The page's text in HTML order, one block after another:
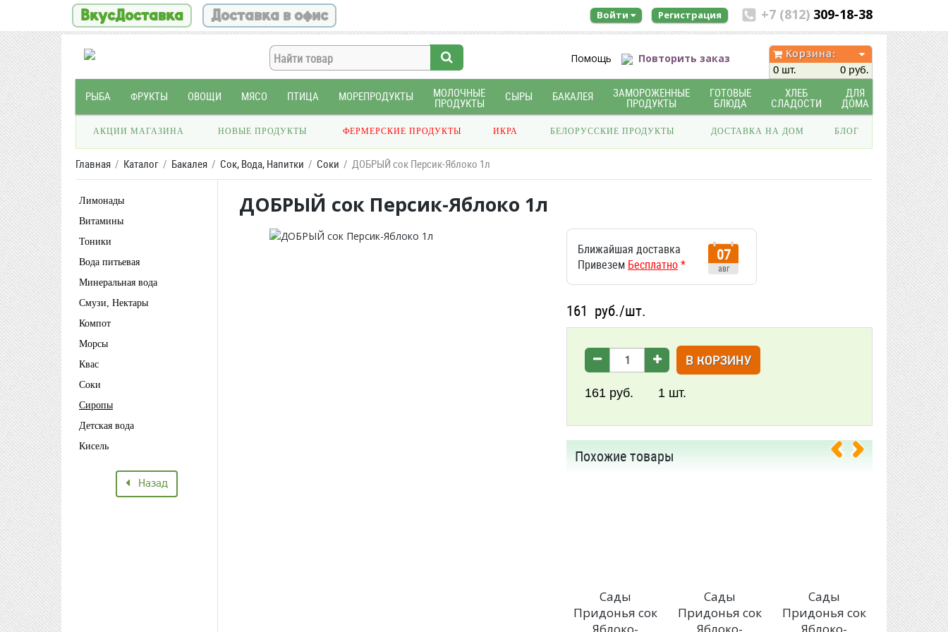
ВкусДоставка Доставка в офис +7 (812) 309-18-38
Войти Регистрация
Помощь Повторить заказ
Корзина:
0 шт.
0 руб.
РЫБА ФРУКТЫ ОВОЩИ МЯСО ПТИЦА МОРЕПРОДУКТЫ МОЛОЧНЫЕ
ПРОДУКТЫ
СЫРЫ БАКАЛЕЯ ЗАМОРОЖЕННЫЕ
ПРОДУКТЫ
ГОТОВЫЕ
БЛЮДА
ХЛЕБ
СЛАДОСТИ
ДЛЯ
ДОМА
АКЦИИ МАГАЗИНА НОВЫЕ ПРОДУКТЫ ФЕРМЕРСКИЕ ПРОДУКТЫ ИКРА БЕЛОРУССКИЕ ПРОДУКТЫ ДОСТАВКА НА ДОМ БЛОГ
Главная Каталог Бакалея Сок, Вода, Напитки Соки ДОБРЫЙ сок Персик-Яблоко 1л
Лимонады
Витамины
Тоники
Вода питьевая
Минеральная вода
Смузи, Нектары
Компот
Морсы
Квас
Соки
Сиропы
Детская вода
Кисель
Назад
ДОБРЫЙ сок Персик-Яблоко 1л
Ближайшая доставка
Привезем Бесплатно*
07
авг
161 руб./шт.
В КОРЗИНУ
161 руб. 1 шт.
Похожие товары
Сады
Придонья сок
Сады
Придонья сок
Сады
Придонья сок
Сады
Придонья